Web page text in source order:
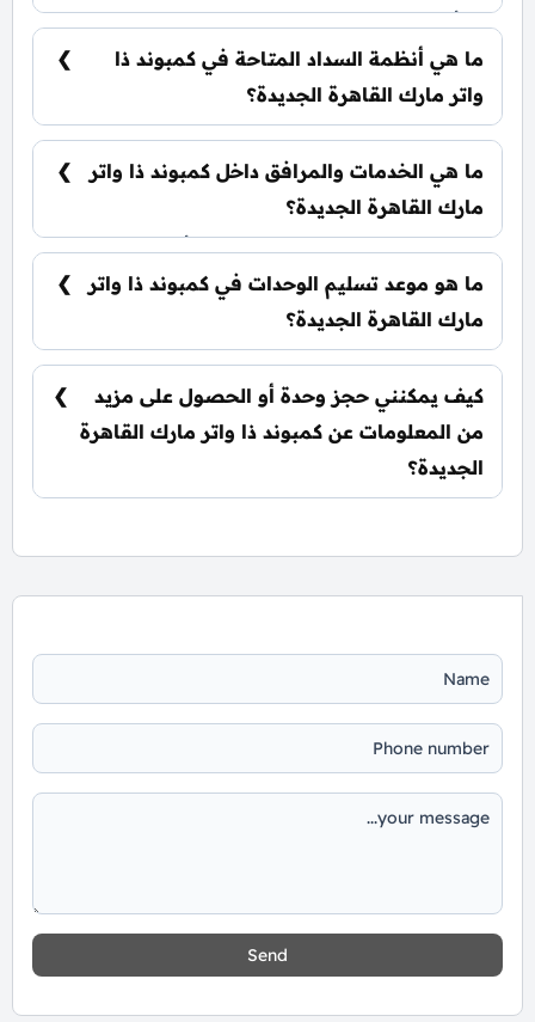
تبدأ الأسعار من 84,100,000 جنيه وتختلف حسب
نوع الوحدة والمساحة، كما أن الأسعار قابلة للتغيير
حسب تطورات السوق.
ما هي أنظمة السداد المتاحة في كمبوند ذا
واتر مارك القاهرة الجديدة؟
يمكنك حجز وحدتك بدفع مقدم 10% فقط، كما يتم
تقسيط الباقي على فترة تصل إلي 7 سنوات بدون أي
فوائد.
ما هي الخدمات والمرافق داخل كمبوند ذا واتر
مارك القاهرة الجديدة؟
يشمل الكمبوند شاطئ خاص للفلل، أنظمة سمارت،
كلوب هاوس ، حراسات أمنية مشددة ونادي اجتماعي.
ما هو موعد تسليم الوحدات في كمبوند ذا واتر
مارك القاهرة الجديدة؟
يتم تسليم الوحدات خلال عام واحد فقط من تاريخ
التعاقد، مع إمكانية التسليم نصف تشطيب أو
تشطيب كامل حسب رغبة العميل.
كيف يمكنني حجز وحدة أو الحصول على مزيد
من المعلومات عن كمبوند ذا واتر مارك القاهرة
الجديدة؟
Send